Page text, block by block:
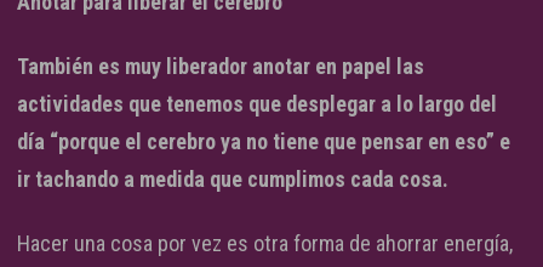
También es muy liberador anotar en papel las
actividades que tenemos que desplegar a lo largo del
día “porque el cerebro ya no tiene que pensar en eso” e
ir tachando a medida que cumplimos cada cosa.
Hacer una cosa por vez es otra forma de ahorrar energía,